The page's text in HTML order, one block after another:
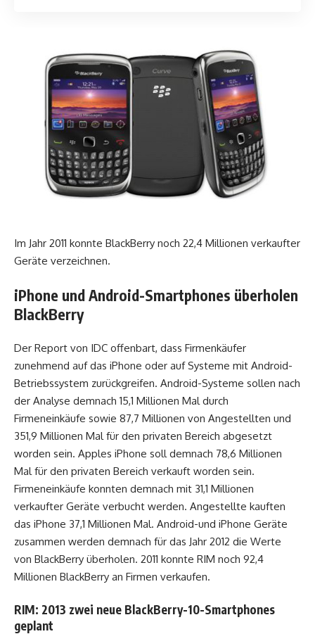
Im Jahr 2011 konnte BlackBerry noch 22,4 Millionen verkaufter
Geräte verzeichnen.
iPhone und Android-Smartphones überholen
BlackBerry
Der Report von IDC offenbart, dass Firmenkäufer
zunehmend auf das iPhone oder auf Systeme mit Android-
Betriebssystem zurückgreifen. Android-Systeme sollen nach
der Analyse demnach 15,1 Millionen Mal durch
Firmeneinkäufe sowie 87,7 Millionen von Angestellten und
351,9 Millionen Mal für den privaten Bereich abgesetzt
worden sein. Apples iPhone soll demnach 78,6 Millionen
Mal für den privaten Bereich verkauft worden sein.
Firmeneinkäufe konnten demnach mit 31,1 Millionen
verkaufter Geräte verbucht werden. Angestellte kauften
das iPhone 37,1 Millionen Mal. Android-und iPhone Geräte
zusammen werden demnach für das Jahr 2012 die Werte
von BlackBerry überholen. 2011 konnte RIM noch 92,4
Millionen BlackBerry an Firmen verkaufen.
RIM: 2013 zwei neue BlackBerry-10-Smartphones
geplant